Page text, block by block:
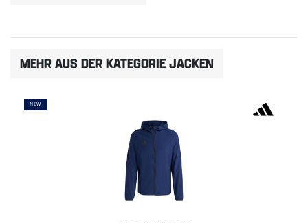
MEHR AUS DER KATEGORIE JACKEN
NEW